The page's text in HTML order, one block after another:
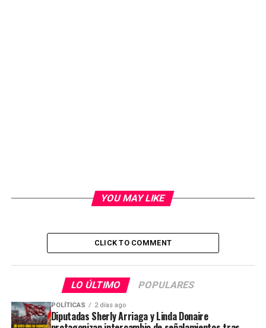
YOU MAY LIKE
CLICK TO COMMENT
LO ÚLTIMO POPULARES
POLÍTICAS 2 días ago
Diputadas Sherly Arriaga y Linda Donaire